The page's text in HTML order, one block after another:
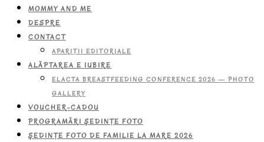
MOMMY AND ME
DESPRE
CONTACT
APARIŢII EDITORIALE
ALĂPTAREA E IUBIRE
ELACTA BREASTFEEDING CONFERENCE 2026 — PHOTO
GALLERY
VOUCHER-CADOU
PROGRAMĂRI ŞEDINŢE FOTO
ŞEDINŢE FOTO DE FAMILIE LA MARE 2026